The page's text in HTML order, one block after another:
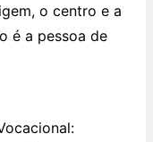
o centro e a
é a pessoa de